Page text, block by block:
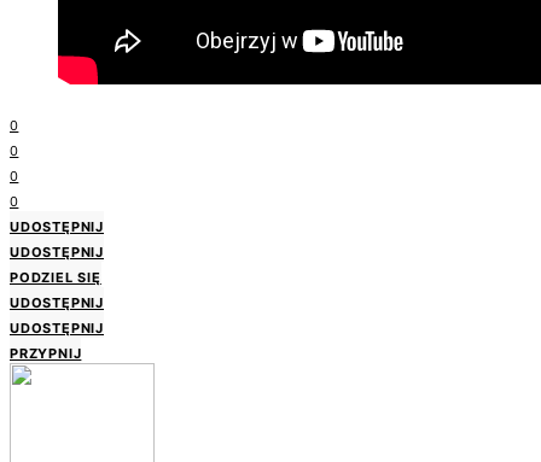
0
0
0
0
UDOSTĘPNIJ
UDOSTĘPNIJ
PODZIEL SIĘ
UDOSTĘPNIJ
UDOSTĘPNIJ
PRZYPNIJ